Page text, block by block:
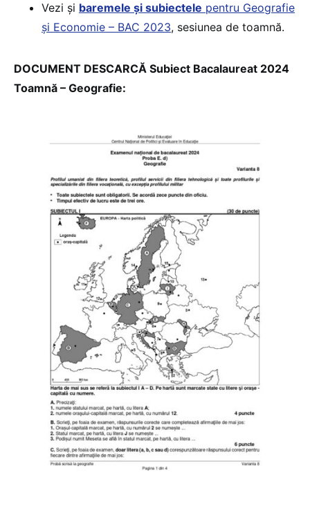
Vezi și baremele și subiectele pentru Geografie
și Economie – BAC 2023, sesiunea de toamnă.
DOCUMENT DESCARCĂ Subiect Bacalaureat 2024
Toamnă – Geografie: